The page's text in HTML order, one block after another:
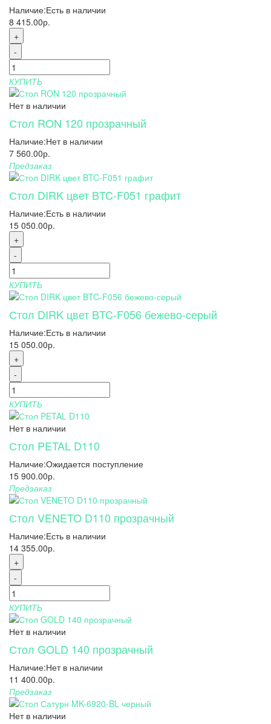
Наличие:Есть в наличии
8 415.00р.
+
-
КУПИТЬ
Нет в наличии
Стол RON 120 прозрачный
Наличие:Нет в наличии
7 560.00р.
Предзаказ
Стол DIRK цвет BTC-F051 графит
Наличие:Есть в наличии
15 050.00р.
+
-
КУПИТЬ
Стол DIRK цвет BTC-F056 бежево-серый
Наличие:Есть в наличии
15 050.00р.
+
-
КУПИТЬ
Нет в наличии
Стол PETAL D110
Наличие:Ожидается поступление
15 900.00р.
Предзаказ
Стол VENETO D110 прозрачный
Наличие:Есть в наличии
14 355.00р.
+
-
КУПИТЬ
Нет в наличии
Стол GOLD 140 прозрачный
Наличие:Нет в наличии
11 400.00р.
Предзаказ
Нет в наличии